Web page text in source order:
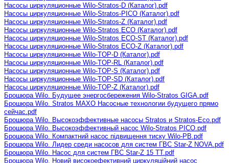
Насосы циркуляционные Wilo-Stratos-D (Каталог).pdf
Насосы циркуляционные Wilo-Stratos-PICO (Каталог).pdf
Насосы циркуляционные Wilo-Stratos-Z (Каталог).pdf
Насосы циркуляционные Wilo-Stratos ECO (Каталог).pdf
Насосы циркуляционные Wilo-Stratos ECO-ST (Каталог).pdf
Насосы циркуляционные Wilo-Stratos ECO-Z (Каталог).pdf
Насосы циркуляционные Wilo-TOP-D (Каталог).pdf
Насосы циркуляционные Wilo-TOP-RL (Каталог).pdf
Насосы циркуляционные Wilo-TOP-S (Каталог).pdf
Насосы циркуляционные Wilo-TOP-SD (Каталог).pdf
Насосы циркуляционные Wilo-TOP-Z (Каталог).pdf
Брошюра Wilo. Будущее энергосбережения Wilo-Stratos GIGA.pdf
Брошюра Wilo. Stratos MAXO Насосные технологии будущего прямо
сейчас.pdf
Брошюра Wilo. Высокоэффективные насосы Stratos и Stratos-Eco.pdf
Брошюра Wilo. Высокоэффективный насос Wilo-Stratos PICO.pdf
Брошюра Wilo. Компактний насос підвищення тиску Wilo-PB.pdf
Брошюра Wilo. Лидер среди насосов для систем ГВС Star-Z NOVA.pdf
Брошюра Wilo. Насос для систем ГВС Star-Z 15 TT.pdf
Брошюра Wilo. Новий високоефективний циркуляційний насос